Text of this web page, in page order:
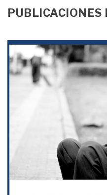
PUBLICACIONES